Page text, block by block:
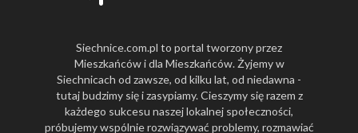
Siechnice.com.pl to portal tworzony przez
Mieszkańców i dla Mieszkańców. Żyjemy w
Siechnicach od zawsze, od kilku lat, od niedawna -
tutaj budzimy się i zasypiamy. Cieszymy się razem z
każdego sukcesu naszej lokalnej społeczności,
próbujemy wspólnie rozwiązywać problemy, rozmawiać